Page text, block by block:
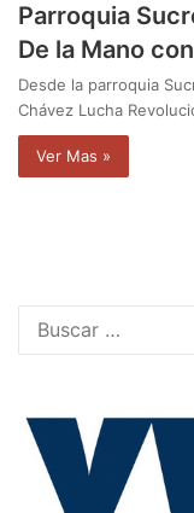
Parroquia
De la Mano
Desde la parroquia
Chávez Lucha
Ver Mas »